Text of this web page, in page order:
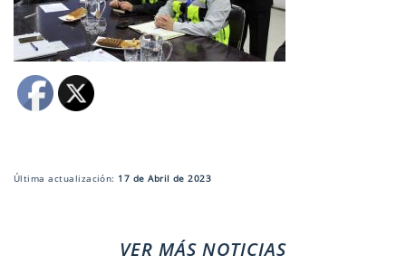
Última actualización: 17 de Abril de 2023
VER MÁS NOTICIAS